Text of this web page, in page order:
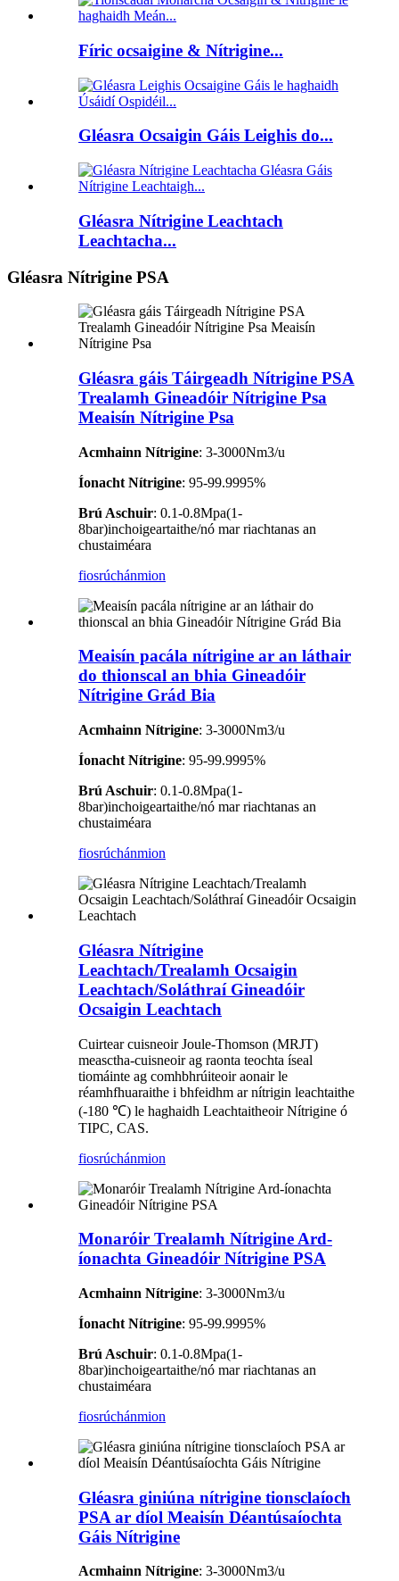
Fíric ocsaigine & Nítrigine...
Gléasra Ocsaigin Gáis Leighis do...
Gléasra Nítrigine Leachtach
Leachtacha...
Gléasra Nítrigine PSA
Gléasra gáis Táirgeadh Nítrigine PSA
Trealamh Gineadóir Nítrigine Psa
Meaisín Nítrigine Psa
Acmhainn Nítrigine: 3-3000Nm3/u
Íonacht Nítrigine: 95-99.9995%
Brú Aschuir: 0.1-0.8Mpa(1-
8bar)inchoigeartaithe/nó mar riachtanas an
chustaiméara
fiosrúchánmion
Meaisín pacála nítrigine ar an láthair
do thionscal an bhia Gineadóir
Nítrigine Grád Bia
Acmhainn Nítrigine: 3-3000Nm3/u
Íonacht Nítrigine: 95-99.9995%
Brú Aschuir: 0.1-0.8Mpa(1-
8bar)inchoigeartaithe/nó mar riachtanas an
chustaiméara
fiosrúchánmion
Gléasra Nítrigine
Leachtach/Trealamh Ocsaigin
Leachtach/Soláthraí Gineadóir
Ocsaigin Leachtach
Cuirtear cuisneoir Joule-Thomson (MRJT)
measctha-cuisneoir ag raonta teochta íseal
tiomáinte ag comhbhrúiteoir aonair le
réamhfhuaraithe i bhfeidhm ar nítrigin leachtaithe
(-180 ℃) le haghaidh Leachtaitheoir Nítrigine ó
TIPC, CAS.
fiosrúchánmion
Monaróir Trealamh Nítrigine Ard-
íonachta Gineadóir Nítrigine PSA
Acmhainn Nítrigine: 3-3000Nm3/u
Íonacht Nítrigine: 95-99.9995%
Brú Aschuir: 0.1-0.8Mpa(1-
8bar)inchoigeartaithe/nó mar riachtanas an
chustaiméara
fiosrúchánmion
Gléasra giniúna nítrigine tionsclaíoch
PSA ar díol Meaisín Déantúsaíochta
Gáis Nítrigine
Acmhainn Nítrigine: 3-3000Nm3/u